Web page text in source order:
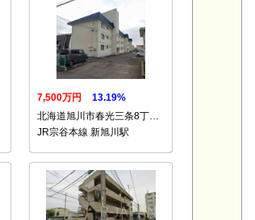
7,500万円
13.19%
北海道旭川市春光三条8丁…
JR宗谷本線 新旭川駅